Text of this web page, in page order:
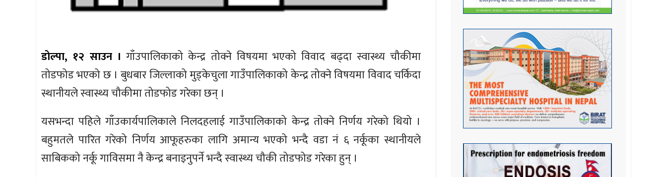
डोल्पा, १२ साउन । गाँउपालिकाको केन्द्र तोक्ने विषयमा भएको विवाद बढ्दा स्वास्थ्य चौकीमा
तोडफोड भएको छ । बुधबार जिल्लाको मुड्केचुला गाउँपालिकाको केन्द्र तोक्ने विषयमा विवाद चर्किदा
स्थानीयले स्वास्थ्य चौकीमा तोडफोड गरेका छन् ।
यसभन्दा पहिले गाँउकार्यपालिकाले निलदहलाई गाउँपालिकाको केन्द्र तोक्ने निर्णय गरेको थियो ।
बहुमतले पारित गरेको निर्णय आफूहरुका लागि अमान्य भएको भन्दै वडा नं ६ नर्कूका स्थानीयले
साबिकको नर्कू गाविसमा नै केन्द्र बनाइनुपर्ने भन्दै स्वास्थ्य चौकी तोडफोड गरेका हुन् ।